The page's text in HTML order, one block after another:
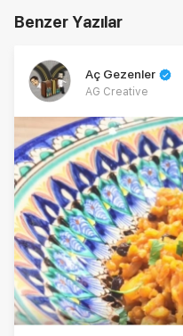
Benzer Yazılar
Aç Gezenler
AG Creative